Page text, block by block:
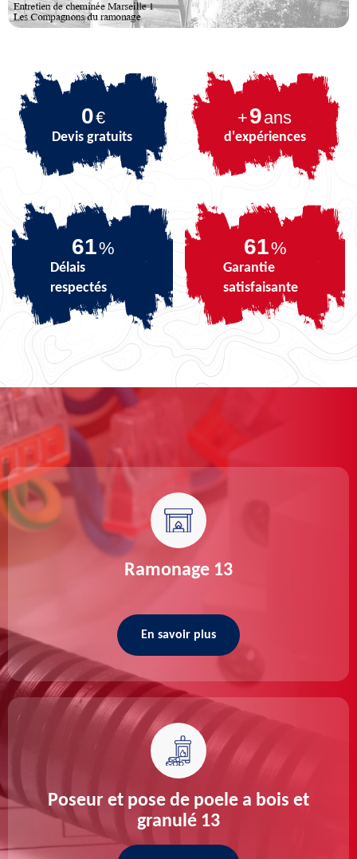
0€
Devis gratuits
+9ans
d'expériences
74%
Délais
respectés
74%
Garantie
satisfaisante
Ramonage 13
En savoir plus
Poseur et pose de poele a bois et
granulé 13